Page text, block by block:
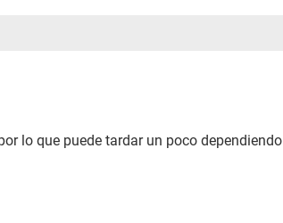
lo que puede tardar un poco dependiendo